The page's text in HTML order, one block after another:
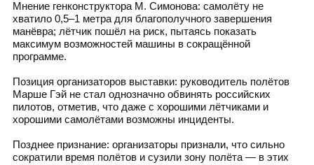
Мнение генконструктора М. Симонова: самолёту не
хватило 0,5–1 метра для благополучного завершения
манёвра; лётчик пошёл на риск, пытаясь показать
максимум возможностей машины в сокращённой
программе.
Позиция организаторов выставки: руководитель полётов
Марше Гэй не стал однозначно обвинять российских
пилотов, отметив, что даже с хорошими лётчиками и
хорошими самолётами возможны инциденты.
Позднее признание: организаторы признали, что сильно
сократили время полётов и сузили зону полёта — в этих